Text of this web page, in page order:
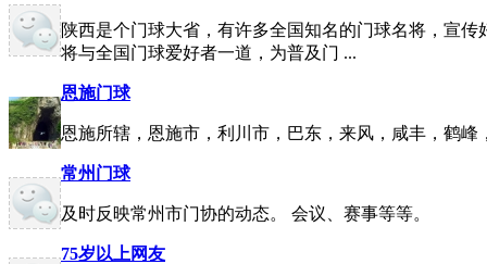
陕西是个门球大省，有许多全国知名的门球名将，宣
将与全国门球爱好者一道，为普及门 ...
恩施门球
恩施所辖，恩施市，利川市，巴东，来风，咸丰，鹤峰
常州门球
及时反映常州市门协的动态。 会议、赛事等等。
75岁以上网友